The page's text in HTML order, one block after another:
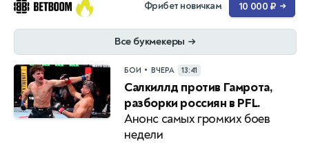
Фрибет новичкам 10 000 ₽ →
Все букмекеры →
БОИ • ВЧЕРА 13:41
Салкиллд против Гамрота,
разборки россиян в PFL.
Анонс самых громких боев
недели